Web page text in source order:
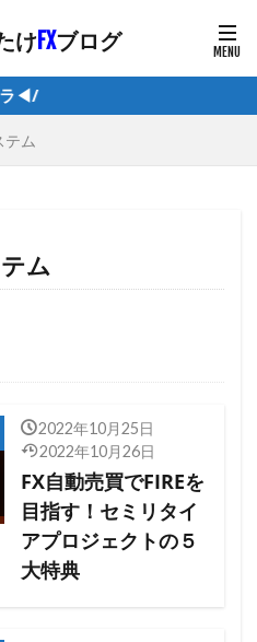
けFXブログ
テム
ム
2022年10月25日
2022年10月26日
FX自動売買でFIREを
目指す！セミリタイ
アプロジェクトの５
大特典